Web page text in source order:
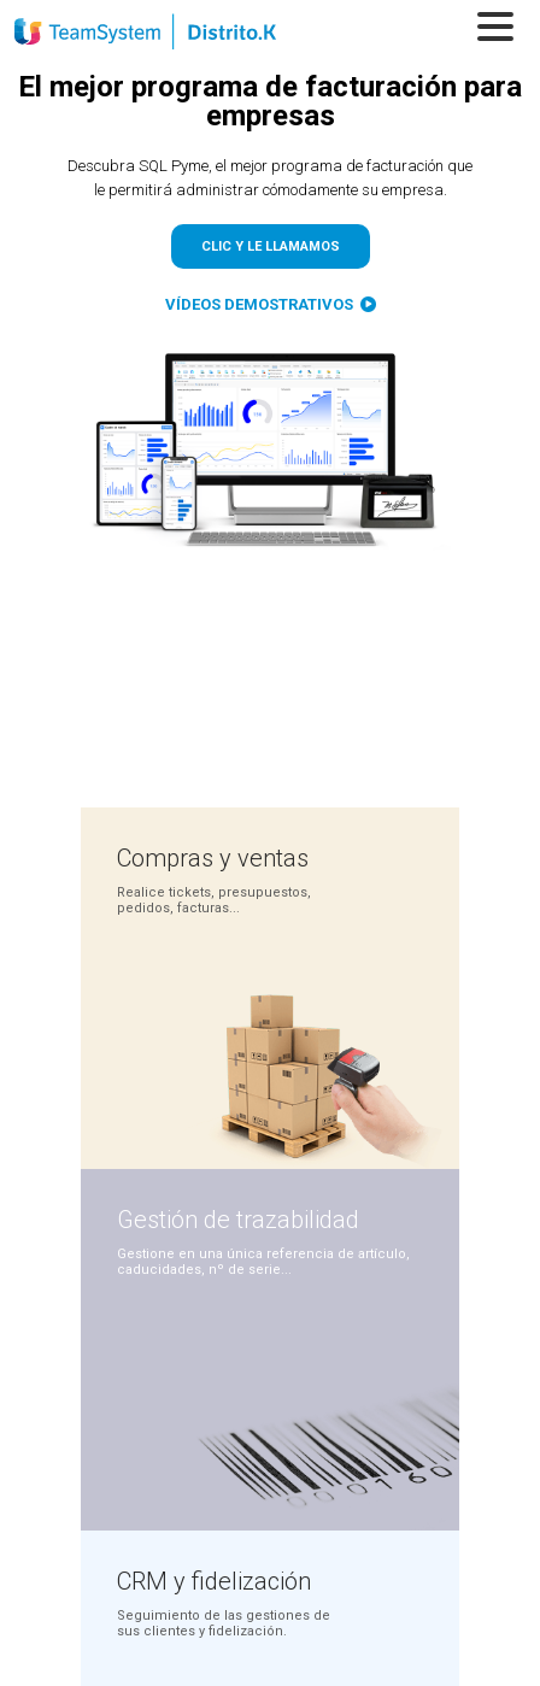
El mejor programa de facturación para
empresas
Descubra SQL Pyme, el mejor programa de facturación que
le permitirá administrar cómodamente su empresa.
CLIC Y LE LLAMAMOS
VÍDEOS DEMOSTRATIVOS
Comprasy ventas
Realice tickets, presupuestos,
pedidos, facturas...
Gestión detrazabilidad
Gestione en una única referencia de artículo,
caducidades, nº de serie...
CRM y fidelización
Seguimiento de las gestiones de
sus clientes y fidelización.